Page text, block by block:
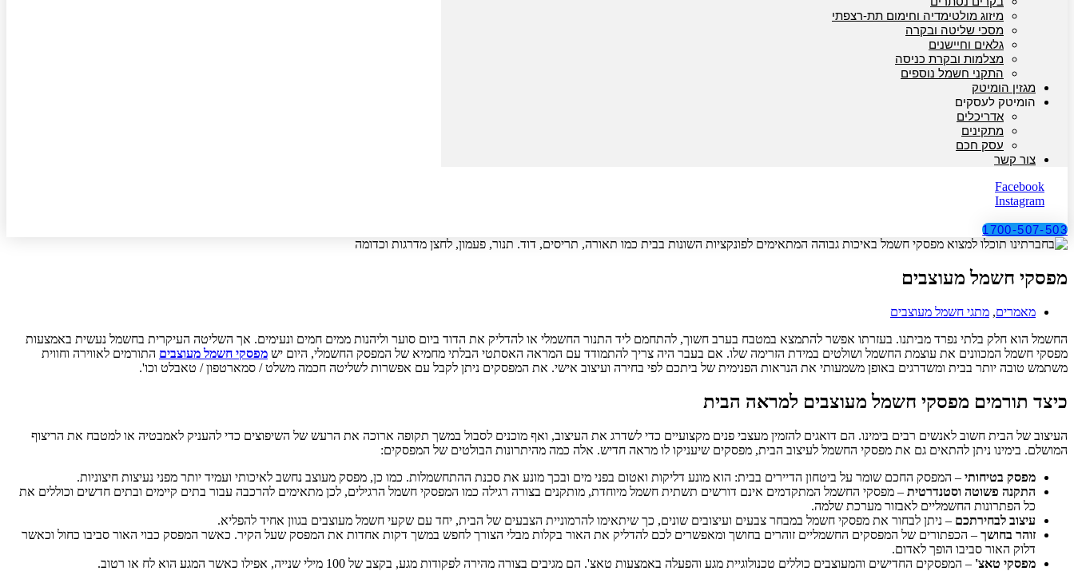
מיזוג מולטימדיה וחימום תת-רצפתי
מסכי שליטה ובקרה
גלאים וחיישנים
מצלמות ובקרת כניסה
התקני חשמל נוספים
מגזין הומיטק
הומיטק לעסקים
אדריכלים
מתקינים
עסק חכם
צור קשר
Facebook
Instagram
1700-507-503
מפסקי חשמל מעוצבים
מאמרים, מתגי חשמל מעוצבים
החשמל הוא חלק בלתי נפרד מביתנו. בעזרתו אפשר להתמצא במטבח בערב חשוך, להתחמם ליד התנור החשמלי או להדליק את הדוד ביום סוער וליהנות ממים חמים ונעימים. אך השליטה העיקרית בחשמל נעשית באמצעות
מפסקי חשמל המכוונים את עוצמת החשמל ושולטים במידת הזרימה שלו. אם בעבר היה צריך להתמודד עם המראה האסתטי הבלתי מחמיא של המפסק החשמלי, היום יש מפסקי חשמל מעוצבים התורמים לאווירה וחווית
משתמש טובה יותר בבית ומשדרגים באופן משמעותי את הנראות הפנימית של ביתכם לפי בחירה ועיצוב אישי. את המפסקים ניתן לקבל עם אפשרות לשליטה חכמה משלט / סמארטפון / טאבלט וכו'.
כיצד תורמים מפסקי חשמל מעוצבים למראה הבית
העיצוב של הבית חשוב לאנשים רבים בימינו. הם דואגים להזמין מעצבי פנים מקצועיים כדי לשדרג את העיצוב, ואף מוכנים לסבול במשך תקופה ארוכה את הרעש של השיפוצים כדי להעניק לאמבטיה או למטבח את הריצוף
המושלם. בימינו ניתן להתאים גם את מפסקי החשמל לעיצוב הבית, מפסקים שיעניקו לו מראה חדיש. אלה כמה מהיתרונות הבולטים של המפסקים:
מפסק בטיחותי – המפסק החכם שומר על ביטחון הדיירים בבית: הוא מונע דליקות ואטום בפני מים ובכך מונע את סכנת ההתחשמלות. כמו כן, מפסק מעוצב נחשב לאיכותי ועמיד יותר מפני נעיצות חיצוניות.
התקנה פשוטה וסטנדרטית – מפסקי החשמל המתקדמים אינם דורשים תשתית חשמל מיוחדת, מותקנים בצורה רגילה כמו המפסקי חשמל הרגילים, לכן מתאימים להרכבה עבור בתים קיימים ובתים חדשים וכוללים את
כל הפתרונות החשמליים לאבזור מערכת שלמה.
עיצוב לבחירתכם – ניתן לבחור את מפסקי חשמל במבחר צבעים ועיצובים שונים, כך שיתאימו להרמוניית הצבעים של הבית, יחד עם שקעי חשמל מעוצבים בגוון אחיד להפליא.
זוהר בחושך – הכפתורים של המפסקים החשמליים זוהרים בחושך ומאפשרים לכם להדליק את האור בקלות מבלי הצורך לחפש במשך דקות אחדות את המפסק שעל הקיר. כאשר המפסק כבוי האור סביבו כחול וכאשר
דלוק האור סביבו הופך לאדום.
מפסקי טאצ' – המפסקים החדישים והמעוצבים כוללים טכנולוגיית מגע והפעלה באמצעות טאצ'. הם מגיבים בצורה מהירה לפקודות מגע, בקצב של 100 מילי שנייה, אפילו כאשר המגע הוא לח או רטוב.